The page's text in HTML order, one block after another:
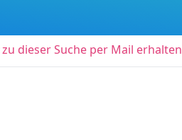
zu dieser Suche per Mail erhalten